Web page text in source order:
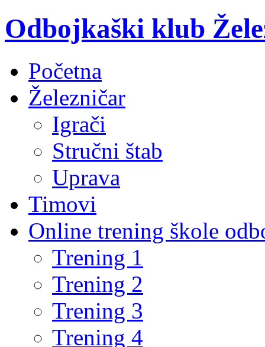
Odbojkaški klub
Početna
Železničar
Igrači
Stručni štab
Uprava
Timovi
Online trening škole
Trening 1
Trening 2
Trening 3
Trening 4